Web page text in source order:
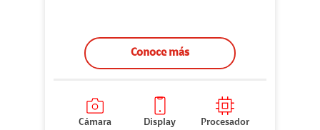
Conoce más
Cámara
Display
Procesador